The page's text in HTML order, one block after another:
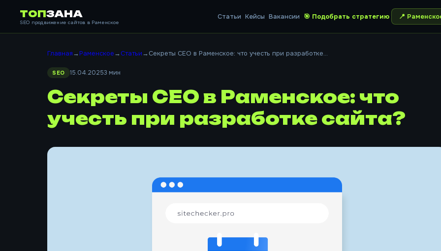
ТОПЗАНА
SEO продвижение сайтов в Раменское
Статьи Кейсы Вакансии 🎯 Подобрать стратегию 📍
Главная→Раменское→Статьи→Секреты СЕО в Раменское: что учесть при разработке...
SEO 15.04.20253 мин
Секреты СЕО в Раменское: что
учесть при разработке сайта?